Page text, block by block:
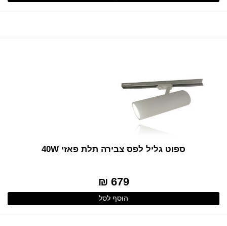
ספוט גליל לפס צבירה תלת פאזי 40W
679 ₪
הוסף לסל